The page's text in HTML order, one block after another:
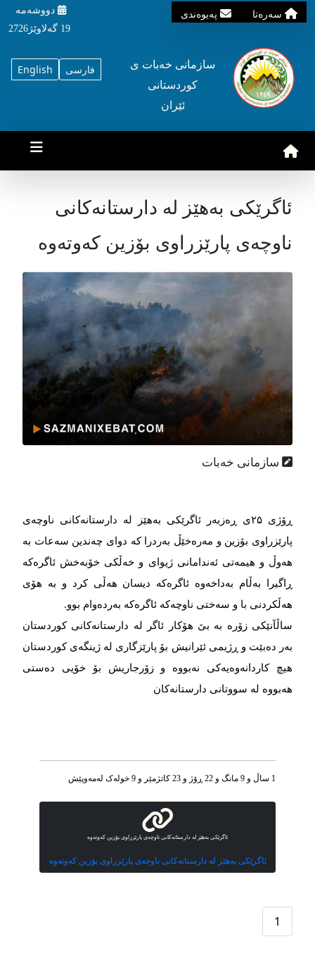
سه‌ره‌تا په‌یوه‌ندی
دووشه‌مه‌‌
19 گه‌لاوێژ2726
English فارسی
سازمانی خه‌بات ی
کوردستانی
ئێران
ئاگرێکی بەهێز لە دارستانەکانی
ناوچەی پارێزراوی بۆزین کەوتەوە
سازمانی خەبات
ڕۆژی ۲۵ی ڕەزبەر ئاگرێکی بەهێز لە دارستانەکانی ناوچەی
پارێزراوی بۆزین و مەرەخێڵ بەردرا کە دوای چەندین سەعات بە
هەوڵ و هیمەتی ئەندامانی ژیوای و خەڵکی خۆبەخش ئاگرەکە
ڕاگیرا بەڵام بەداخەوە ئاگرەکە دیسان هەڵی کرد و بە هۆی
هەڵکردنی با و سەختی ناوچەکە ئاگرەکە بەردەوام بوو.
ساڵآنێکی زۆرە بە بێ هۆکار ئاگر لە دارستانەکانی کوردستان
بەر دەبێت و ڕژیمی ئێرانیش بۆ پارێزگاری لە ژینگەی کوردستان
هیچ کاردانەوەیەکی نەبووە و زۆرجاریش بۆ خۆیی دەستی
هەبووە لە سووتانی دارستانەکان
1 ساڵ و 9 مانگ و 22 ڕۆژ و 23 کاتژمێر و 9 خوله‌ک له‌مه‌وپێش‌
ئاگرێکی بەهێز لە دارستانەکانی ناوچەی پارێزراوی بۆزین کەوتەوە
ئاگرێکی بەهێز لە دارستانەکانی ناوچەی پارێزراوی بۆزین کەوتەوە
1